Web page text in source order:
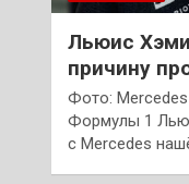
Льюис
причину
Фото:
Формулы 1
с Mercedes